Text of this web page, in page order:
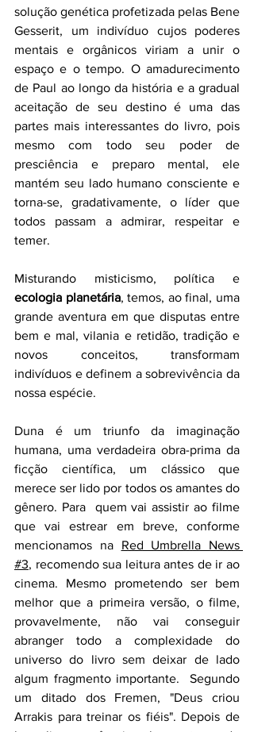
solução genética profetizada pelas Bene
Gesserit, um indivíduo cujos poderes
mentais e orgânicos viriam a unir o
espaço e o tempo. O amadurecimento
de Paul ao longo da história e a gradual
aceitação de seu destino é uma das
partes mais interessantes do livro, pois
mesmo com todo seu poder de
presciência e preparo mental, ele
mantém seu lado humano consciente e
torna-se, gradativamente, o líder que
todos passam a admirar, respeitar e
temer.
ecologia planetária, temos, ao final, uma
grande aventura em que disputas entre
bem e mal, vilania e retidão, tradição e
novos conceitos, transformam
indivíduos e definem a sobrevivência da
nossa espécie.
Duna é um triunfo da imaginação
humana, uma verdadeira obra-prima da
ficção científica, um clássico que
merece ser lido por todos os amantes do
gênero. Para  quem vai assistir ao filme
que vai estrear em breve, conforme
mencionamos na Red Umbrella News
#3, recomendo sua leitura antes de ir ao
cinema. Mesmo prometendo ser bem
melhor que a primeira versão, o filme,
provavelmente, não vai conseguir
abranger todo a complexidade do
universo do livro sem deixar de lado
algum fragmento importante.  Segundo
um ditado dos Fremen, "Deus criou
Arrakis para treinar os fiéis". Depois de